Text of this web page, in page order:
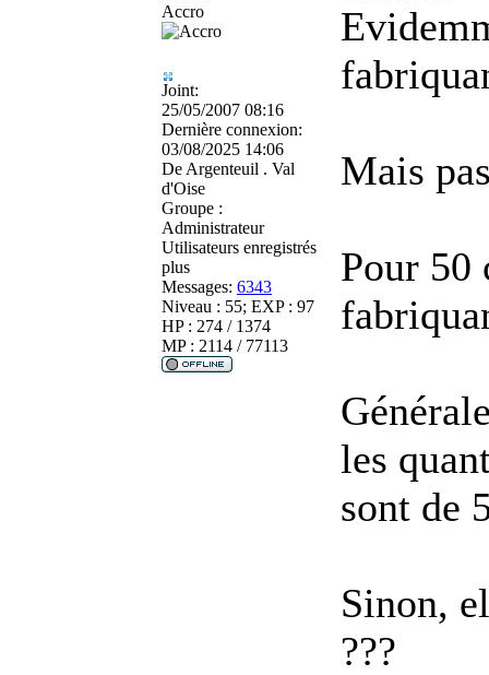
Accro
Joint:
25/05/2007 08:16
Dernière connexion:
03/08/2025 14:06
De Argenteuil . Val
d'Oise
Groupe :
Administrateur
Utilisateurs enregistrés
plus
Messages: 6343
Niveau : 55; EXP : 97
HP : 274 / 1374
MP : 2114 / 77113
Mais
Pour 50
les
sont de
Sinon,
???